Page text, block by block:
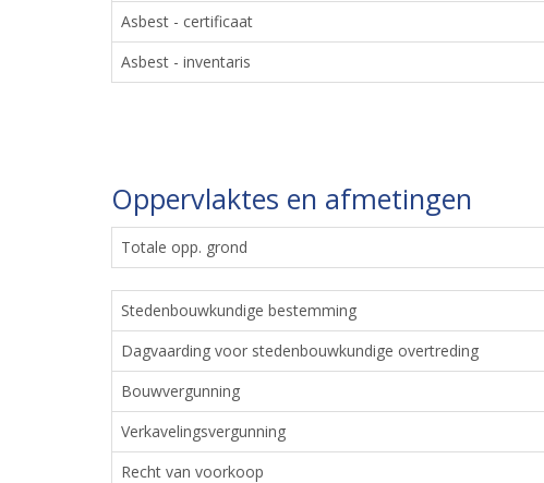
Asbest - certificaat
Asbest - inventaris
Oppervlaktes en afmetingen
Totale opp. grond
Stedenbouwkundige bestemming
Dagvaarding voor stedenbouwkundige overtreding
Bouwvergunning
Verkavelingsvergunning
Recht van voorkoop